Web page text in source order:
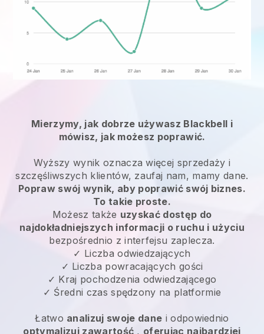
Mierzymy, jak dobrze używasz Blackbell i
mówisz, jak możesz poprawić.
Wyższy wynik oznacza więcej sprzedaży i
szczęśliwszych klientów, zaufaj nam, mamy dane.
Popraw swój wynik, aby poprawić swój biznes.
To takie proste.
Możesz także uzyskać dostęp do
najdokładniejszych informacji o ruchu i użyciu
bezpośrednio z interfejsu zaplecza.
✓ Liczba odwiedzających
✓ Liczba powracających gości
✓ Kraj pochodzenia odwiedzającego
✓ Średni czas spędzony na platformie
Łatwo analizuj swoje dane i odpowiednio
optymalizuj zawartość , oferując najbardziej